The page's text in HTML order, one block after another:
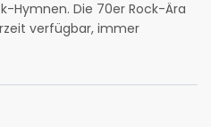
Hymnen. Die 70er Rock-Ära
verfügbar, immer